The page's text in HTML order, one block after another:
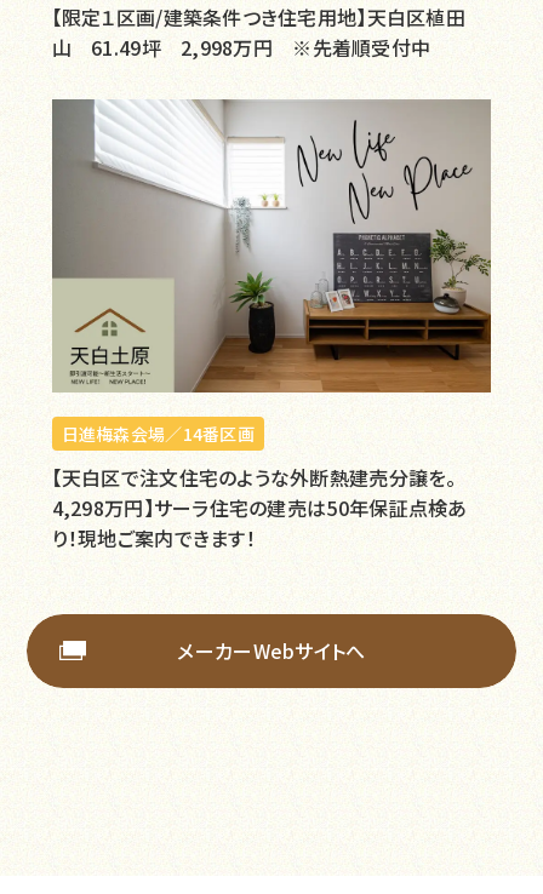
【限定１区画/建築条件つき住宅用地】天白区植田
山 61.49坪 2,998万円 ※先着順受付中
日進梅森会場／14番区画
【天白区で注文住宅のような外断熱建売分譲を。
4,298万円】サーラ住宅の建売は50年保証点検あ
り！現地ご案内できます！
メーカーWebサイトへ